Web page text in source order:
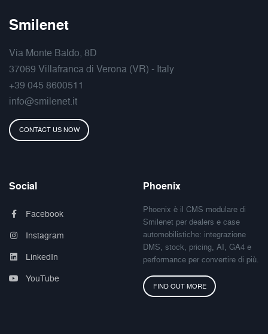
Smilenet
Via Monte Baldo, 8D
37069 Villafranca di Verona (VR) - Italy
+39 045 8600511
info@smilenet.it
CONTACT US NOW
Social
Facebook
Instagram
LinkedIn
YouTube
Phoenix
Phoenix è il CMS modulare di
Smilenet per dealers e case
automobilistiche: integrazione
DMS, stock, pricing, AI, GA4 e
performance per convertire di più.
FIND OUT MORE